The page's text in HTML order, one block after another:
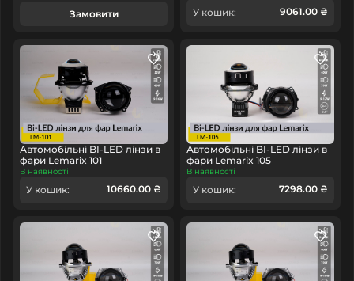
Замовити У кошик: 9061.00 ₴
Автомобільні BI-LED лінзи в
фари Lemarix 101
В наявності
У кошик: 10660.00 ₴
Автомобільні BI-LED лінзи в
фари Lemarix 105
В наявності
У кошик: 7298.00 ₴